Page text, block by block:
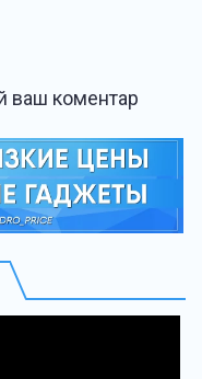
ваш коментар